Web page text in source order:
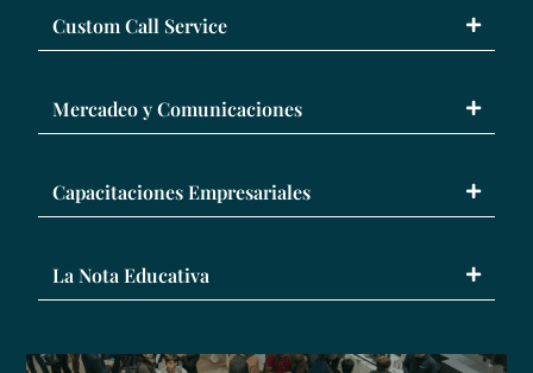
Custom Call Service
Mercadeo y Comunicaciones
Capacitaciones Empresariales
La Nota Educativa